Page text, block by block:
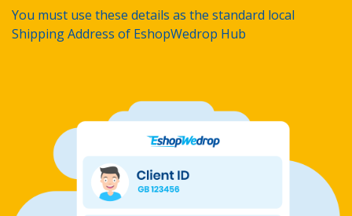
You must use these details as the standard local
Shipping Address of EshopWedrop Hub